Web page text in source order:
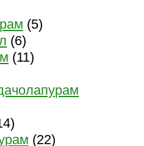
(5)
(6)
(11)
(22)